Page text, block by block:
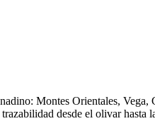
Montes Orientales,
desde el olivar hasta